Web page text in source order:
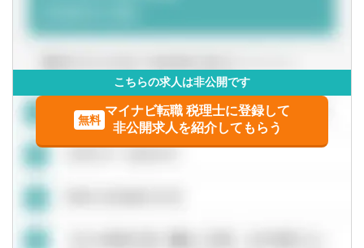
お客さま企業の経営/事業分析から、対話による企画立案、
■その他成長支援
中期経営計画の策定支援のほか、PMIおよびファンド投資
先に対するハンズオン支援、次世代幹部育成支援等
こちらの求人は非公開です
無料
マイナビ転職 税理士に登録して
非公開求人を紹介してもらう
九州・沖縄
福岡県 佐賀県